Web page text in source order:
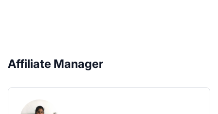
Affiliate Manager